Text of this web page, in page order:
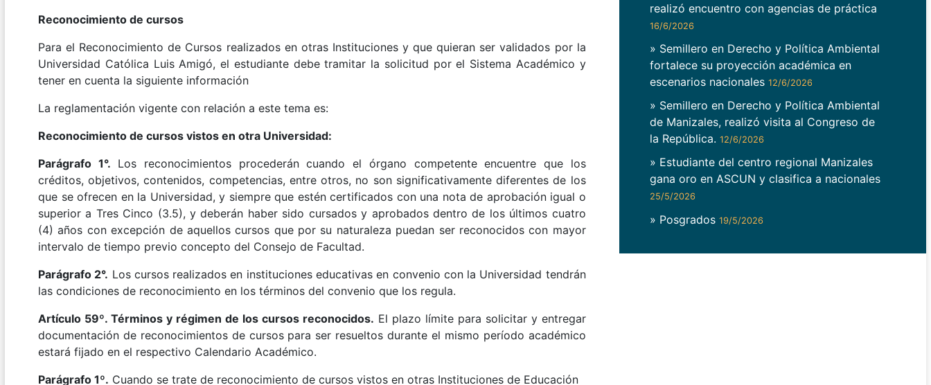
Reconocimiento de cursos
Para el Reconocimiento de Cursos realizados en otras Instituciones y que quieran ser validados por la
Universidad Católica Luis Amigó, el estudiante debe tramitar la solicitud por el Sistema Académico y
tener en cuenta la siguiente información
La reglamentación vigente con relación a este tema es:
Reconocimiento de cursos vistos en otra Universidad:
Parágrafo 1°. Los reconocimientos procederán cuando el órgano competente encuentre que los
créditos, objetivos, contenidos, competencias, entre otros, no son significativamente diferentes de los
que se ofrecen en la Universidad, y siempre que estén certificados con una nota de aprobación igual o
superior a Tres Cinco (3.5), y deberán haber sido cursados y aprobados dentro de los últimos cuatro
(4) años con excepción de aquellos cursos que por su naturaleza puedan ser reconocidos con mayor
intervalo de tiempo previo concepto del Consejo de Facultad.
Parágrafo 2°. Los cursos realizados en instituciones educativas en convenio con la Universidad tendrán
las condiciones de reconocimiento en los términos del convenio que los regula.
Artículo 59º. Términos y régimen de los cursos reconocidos. El plazo límite para solicitar y entregar
documentación de reconocimientos de cursos para ser resueltos durante el mismo período académico
estará fijado en el respectivo Calendario Académico.
Parágrafo 1º. Cuando se trate de reconocimiento de cursos vistos en otras Instituciones de Educación
realizó encuentro con agencias de práctica
16/6/2026
» Semillero en Derecho y Política Ambiental
fortalece su proyección académica en
escenarios nacionales 12/6/2026
» Semillero en Derecho y Política Ambiental
de Manizales, realizó visita al Congreso de
la República. 12/6/2026
» Estudiante del centro regional Manizales
gana oro en ASCUN y clasifica a nacionales
25/5/2026
» Posgrados 19/5/2026